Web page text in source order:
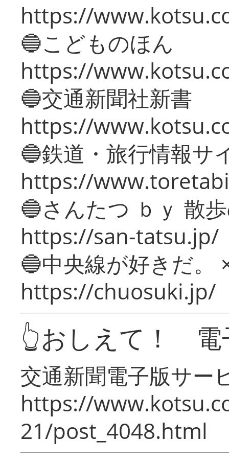
https://
🔵こどものほん
https://
🔵交通新聞社新書
https://
🔵鉄道・旅行情報サ
https://
🔵さんたつ ｂｙ 散
https://san-tatsu.jp/
🔵中央線が好きだ。
https://chuosuki.jp/
👆おしえて！ 電
交通新聞電子版サー
https://
21/post_4048.html